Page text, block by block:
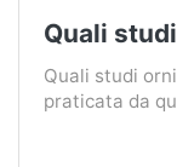
Quali
Quali studi
praticata da